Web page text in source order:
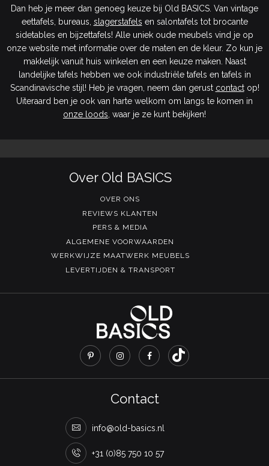
Dan heb je meer dan genoeg keuze bij Old BASICS. Van vintage
eettafels, bureaus, slagerstafels en salontafels tot brocante
sidetables en bijzettafels! Alle uniek oude meubels vind je op
onze website met informatie over de maten en de kleur. Zo kun je
makkelijk vanuit huis winkelen en een keuze maken. Naast
landelijke tafels hebben we ook industriële tafels en tafels in
Scandinavische stijl! Heb je vragen, neem dan gerust contactop!
Uiteraard ben je ook van harte welkom om langs te komen in
onze loods , waar je ze kunt bekijken!
Over Old BASICS
OVER ONS
REVIEWS KLANTEN
PERS & MEDIA
ALGEMENE VOORWAARDEN
WERKWIJZE MAATWERK MEUBELS
LEVERTIJDEN & TRANSPORT
Contact
info@old-basics.nl
+31 (0)85 750 10 57